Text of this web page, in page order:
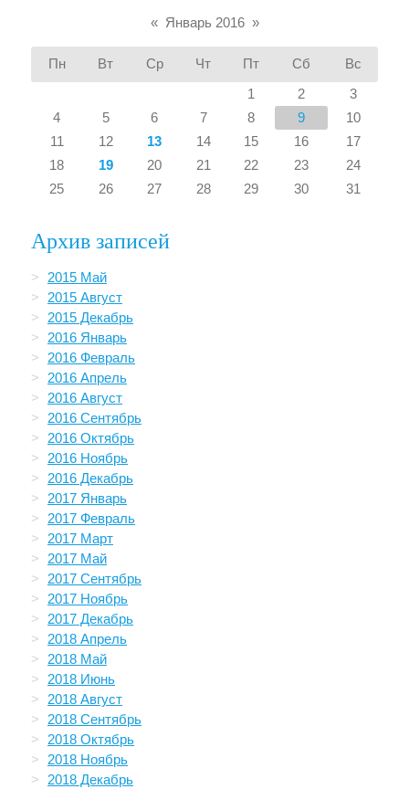
« Январь 2016 »
Пн Вт Ср Чт Пт Сб
Вс
1
2
3
4
5 6 7 8 9
10
11
12 13 14 15 16
17
18
19 20 21 22 23
24
25
26 27 28 29 30 31
Архив записей
2015 Май
2015 Август
2015 Декабрь
2016 Январь
2016 Февраль
2016 Апрель
2016 Август
2016 Сентябрь
2016 Октябрь
2016 Ноябрь
2016 Декабрь
2017 Январь
2017 Февраль
2017 Март
2017 Май
2017 Сентябрь
2017 Ноябрь
2017 Декабрь
2018 Апрель
2018 Май
2018 Июнь
2018 Август
2018 Сентябрь
2018 Октябрь
2018 Ноябрь
2018 Декабрь